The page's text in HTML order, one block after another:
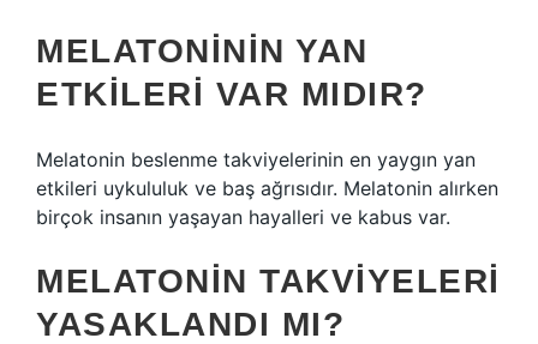
MELATONININ YAN
ETKILERI VAR MIDIR?
Melatonin beslenme takviyelerinin en yaygın yan
etkileri uykululuk ve baş ağrısıdır. Melatonin alırken
birçok insanın yaşayan hayalleri ve kabus var.
MELATONIN TAKVIYELERI
YASAKLANDI MI?